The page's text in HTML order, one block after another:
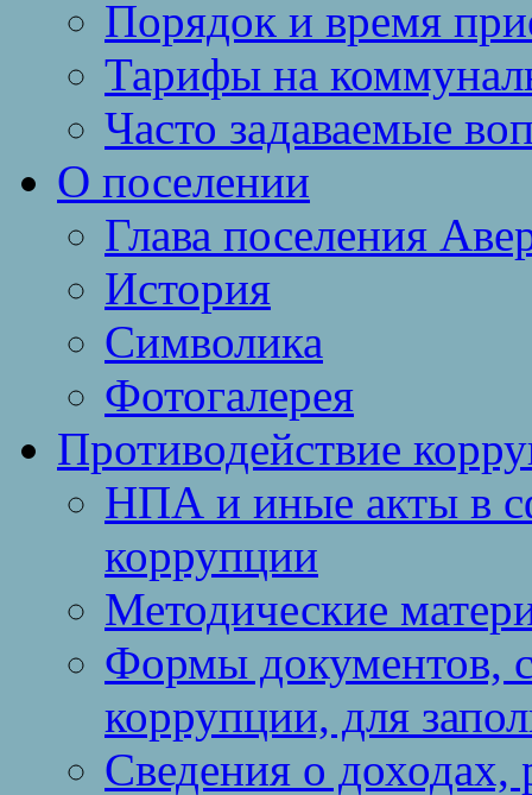
Порядок и время
Тарифы на
Часто задаваемые
О поселении
Глава поселения
История
Символика
Фотогалерея
Противодействие
НПА и иные акты в
коррупции
Методические
Формы документов,
коррупции, для
Сведения о доходах,